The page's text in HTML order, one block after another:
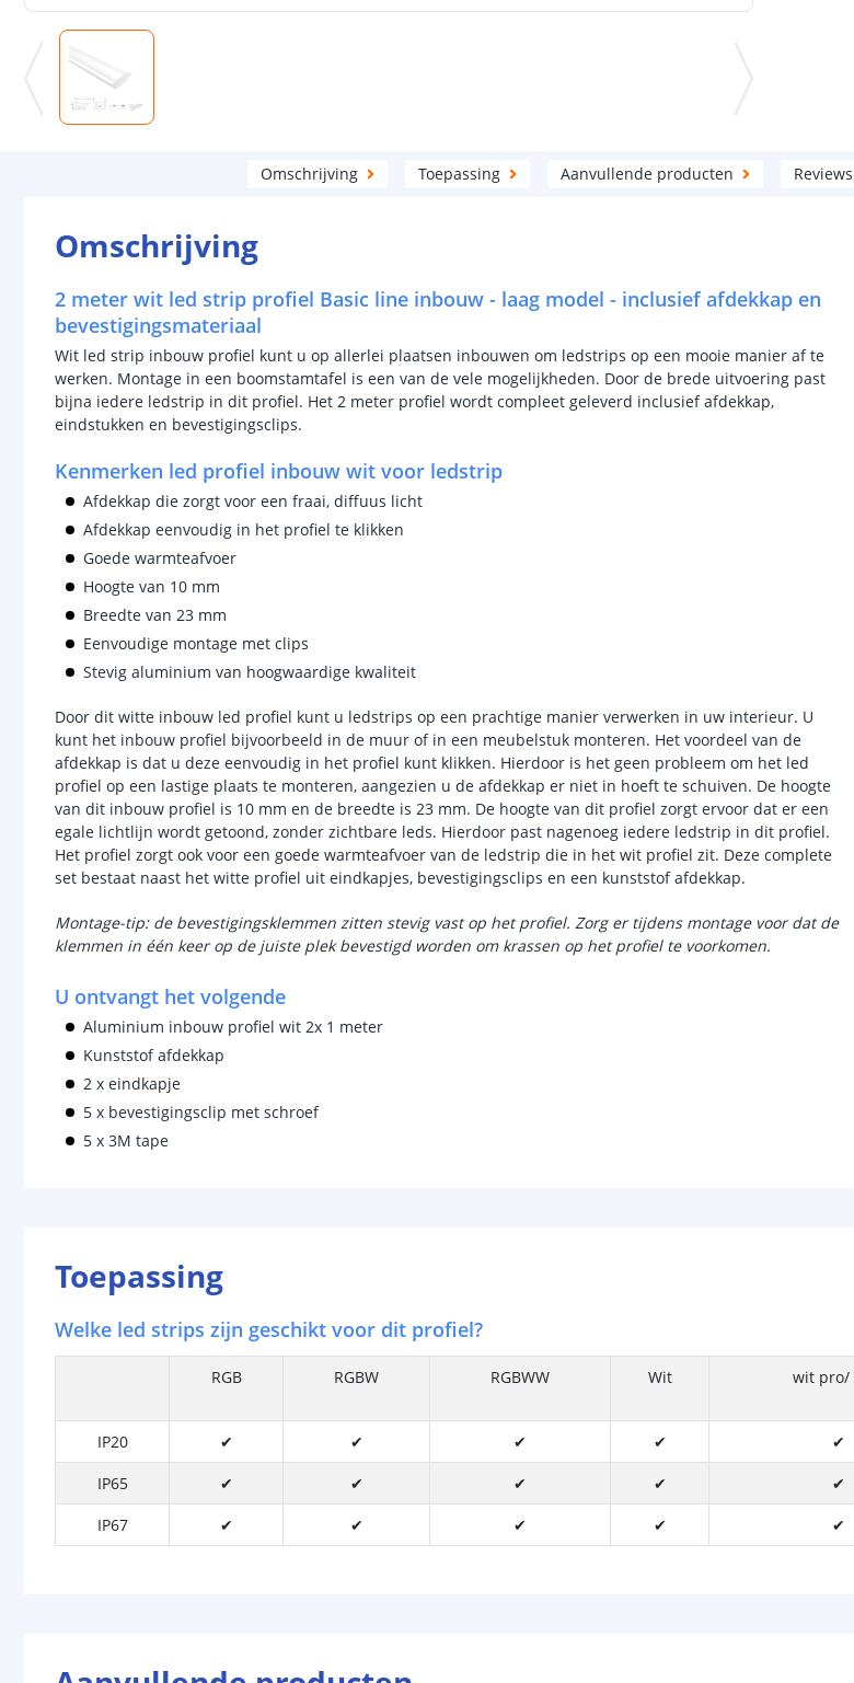
Omschrijving Toepassing Aanvullende producten Reviews
Omschrijving
2 meter wit led strip profiel Basic line inbouw - laag model - inclusief afdekkap en
bevestigingsmateriaal
Wit led strip inbouw profiel kunt u op allerlei plaatsen inbouwen om ledstrips op een mooie manier af te
werken. Montage in een boomstamtafel is een van de vele mogelijkheden. Door de brede uitvoering past
bijna iedere ledstrip in dit profiel. Het 2 meter profiel wordt compleet geleverd inclusief afdekkap,
eindstukken en bevestigingsclips.
Kenmerken led profiel inbouw wit voor ledstrip
Afdekkap die zorgt voor een fraai, diffuus licht
Afdekkap eenvoudig in het profiel te klikken
Goede warmteafvoer
Hoogte van 10 mm
Breedte van 23 mm
Eenvoudige montage met clips
Stevig aluminium van hoogwaardige kwaliteit
Door dit witte inbouw led profiel kunt u ledstrips op een prachtige manier verwerken in uw interieur. U
kunt het inbouw profiel bijvoorbeeld in de muur of in een meubelstuk monteren. Het voordeel van de
afdekkap is dat u deze eenvoudig in het profiel kunt klikken. Hierdoor is het geen probleem om het led
profiel op een lastige plaats te monteren, aangezien u de afdekkap er niet in hoeft te schuiven. De hoogte
van dit inbouw profiel is 10 mm en de breedte is 23 mm. De hoogte van dit profiel zorgt ervoor dat er een
egale lichtlijn wordt getoond, zonder zichtbare leds. Hierdoor past nagenoeg iedere ledstrip in dit profiel.
Het profiel zorgt ook voor een goede warmteafvoer van de ledstrip die in het wit profiel zit. Deze complete
set bestaat naast het witte profiel uit eindkapjes, bevestigingsclips en een kunststof afdekkap.
Montage-tip: de bevestigingsklemmen zitten stevig vast op het profiel. Zorg er tijdens montage voor dat de
klemmen in één keer op de juiste plek bevestigd worden om krassen op het profiel te voorkomen.
U ontvangt het volgende
Aluminium inbouw profiel wit 2x 1 meter
Kunststof afdekkap
2 x eindkapje
5 x bevestigingsclip met schroef
5 x 3M tape
Toepassing
Welke led strips zijn geschikt voor dit profiel?
RGB RGBW RGBWW Wit wit pro/
IP20
✔ ✔ ✔ ✔ ✔
IP65
✔ ✔ ✔ ✔ ✔
IP67
✔ ✔ ✔ ✔ ✔